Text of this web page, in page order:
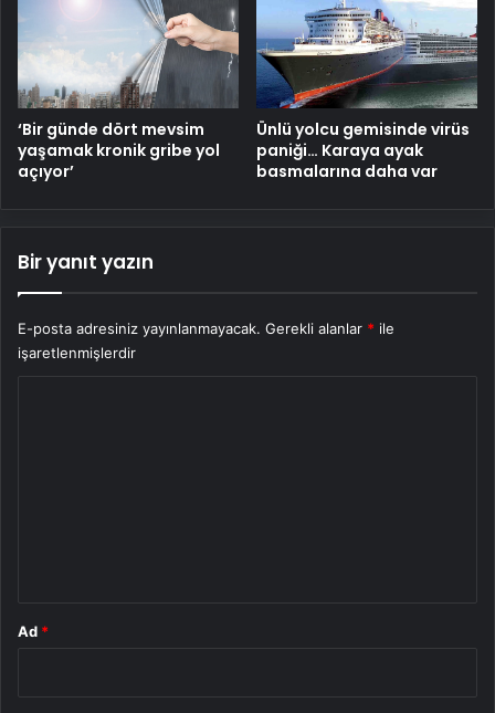
‘Bir günde dört mevsim
yaşamak kronik gribe yol
açıyor’
Ünlü yolcu gemisinde virüs
paniği… Karaya ayak
basmalarına daha var
Bir yanıt yazın
E-posta adresiniz yayınlanmayacak. Gerekli alanlar * ile
işaretlenmişlerdir
Ad *